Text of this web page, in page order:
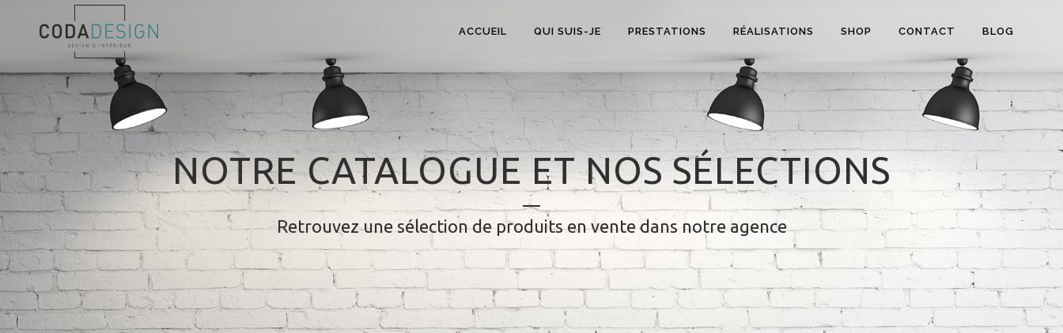
ACCUEIL QUI SUIS-JE PRESTATIONS RÉALISATIONS SHOP CONTACT BLOG
NOTRE CATALOGUE ET NOS SÉLECTIONS
Retrouvez une sélection de produits en vente dans notre agence